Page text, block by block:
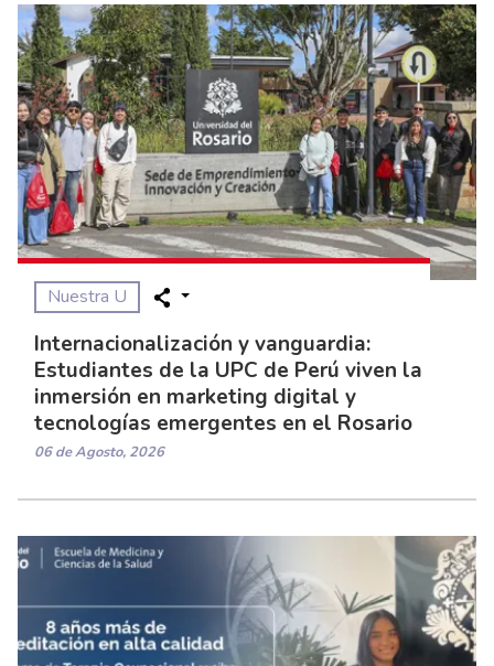
Nuestra U
Internacionalización y vanguardia:
Estudiantes de la UPC de Perú viven la
inmersión en marketing digital y
tecnologías emergentes en el Rosario
06 de Agosto, 2026